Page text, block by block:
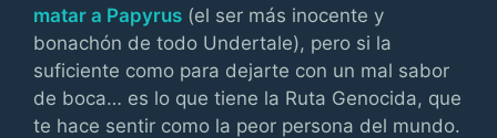
matar a Papyrus (el ser más inocente y
bonachón de todo Undertale), pero si la
suficiente como para dejarte con un mal sabor
de boca… es lo que tiene la Ruta Genocida, que
te hace sentir como la peor persona del mundo.